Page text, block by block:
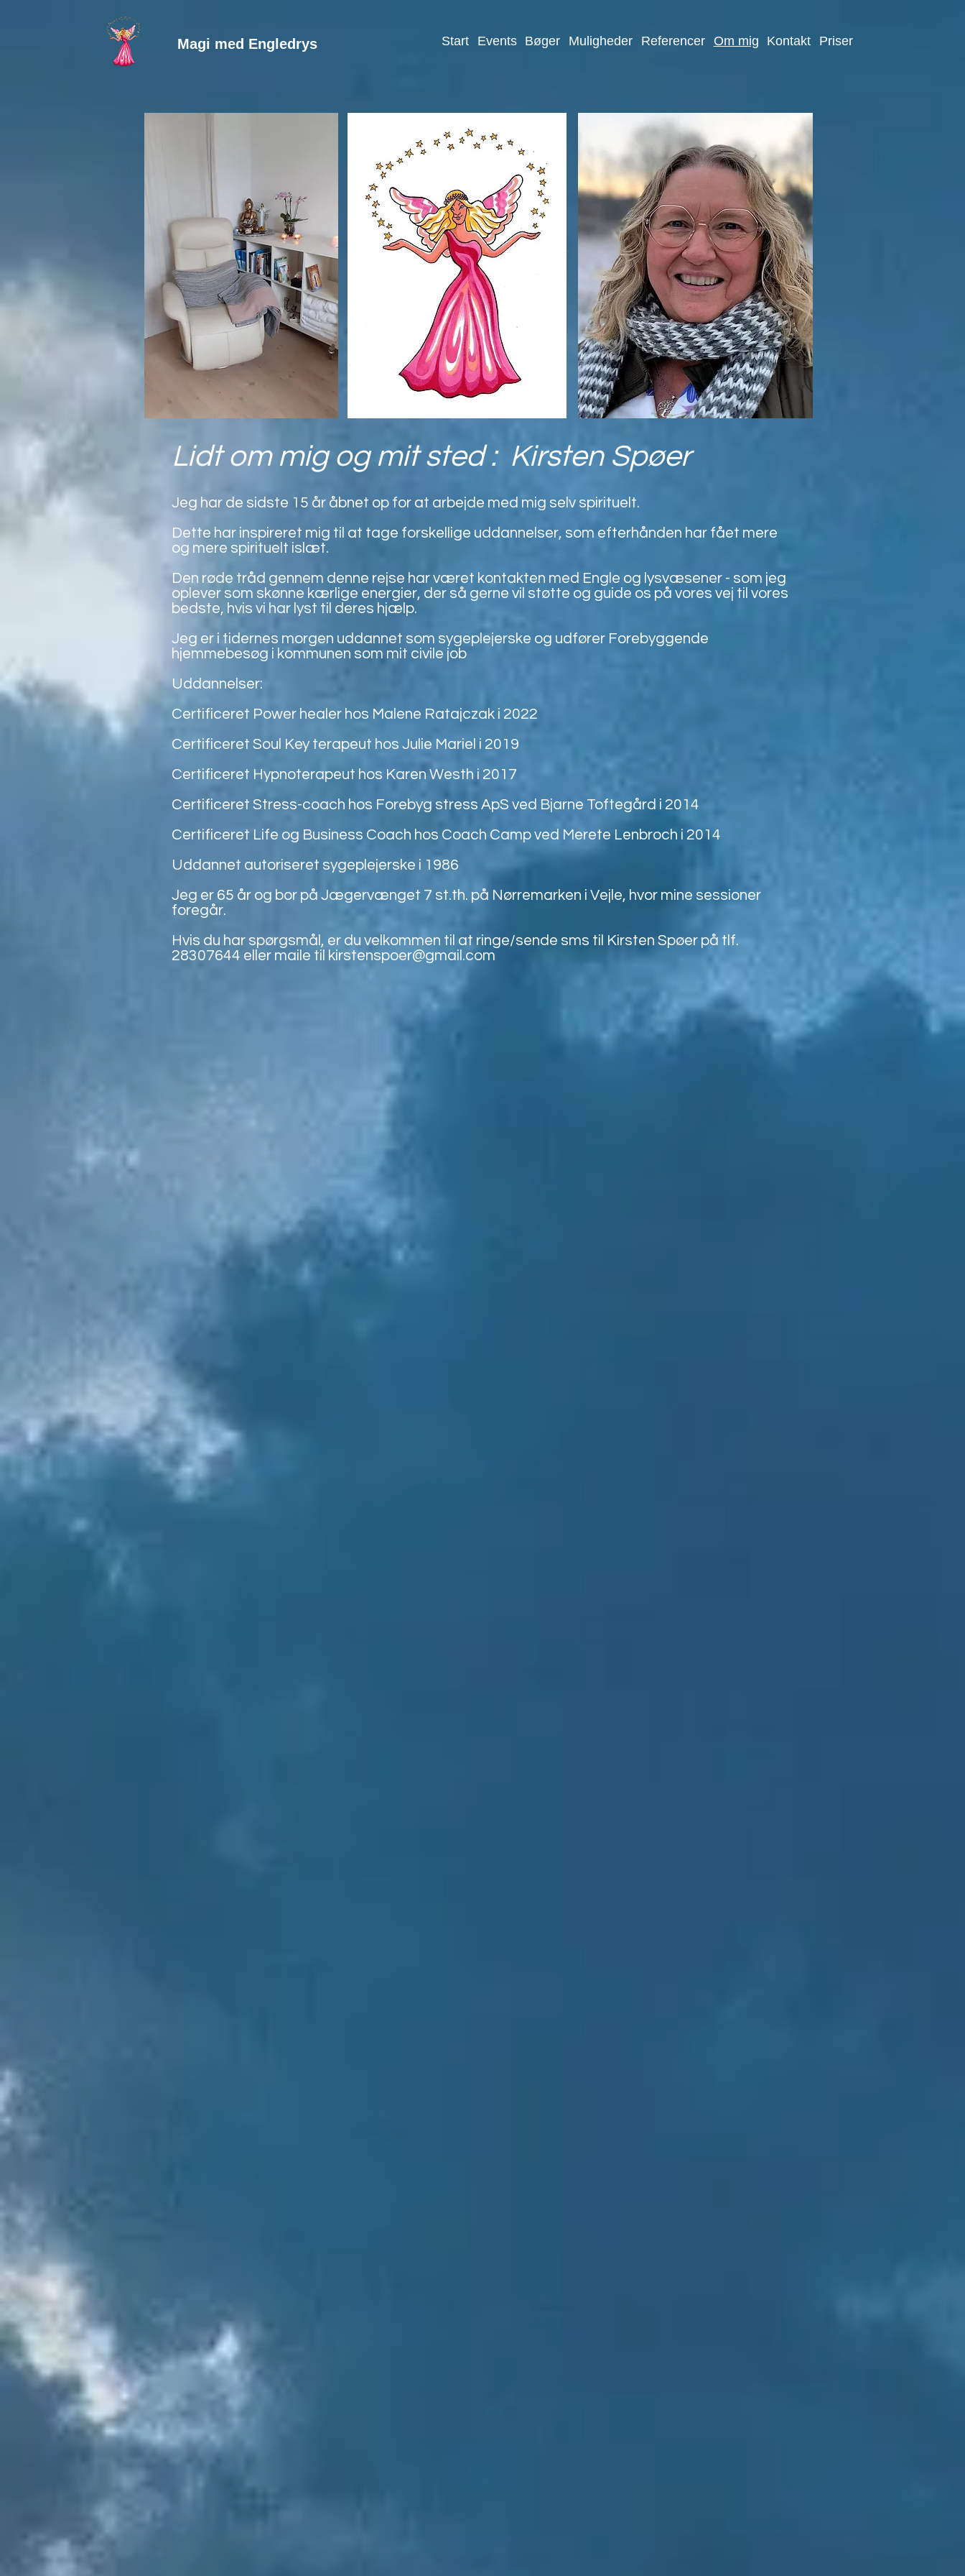
Magi med Engledrys Start Events Bøger Muligheder Referencer Om mig Kontakt Priser
Lidt om mig og mit sted : Kirsten Spøer
Jeg har de sidste 15 år åbnet op for at arbejde med mig selv spirituelt.
Dette har inspireret mig til at tage forskellige uddannelser, som efterhånden har fået mere
og mere spirituelt islæt.
Den røde tråd gennem denne rejse har været kontakten med Engle og lysvæsener - som jeg
oplever som skønne kærlige energier, der så gerne vil støtte og guide os på vores vej til vores
bedste, hvis vi har lyst til deres hjælp.
Jeg er i tidernes morgen uddannet som sygeplejerske og udfører Forebyggende
hjemmebesøg i kommunen som mit civile job
Uddannelser:
Certificeret Power healer hos Malene Ratajczak i 2022
Certificeret Soul Key terapeut hos Julie Mariel i 2019
Certificeret Hypnoterapeut hos Karen Westh i 2017
Certificeret Stress-coach hos Forebyg stress ApS ved Bjarne Toftegård i 2014
Certificeret Life og Business Coach hos Coach Camp ved Merete Lenbroch i 2014
Uddannet autoriseret sygeplejerske i 1986
Jeg er 65 år og bor på Jægervænget 7 st.th. på Nørremarken i Vejle, hvor mine sessioner
foregår.
Hvis du har spørgsmål, er du velkommen til at ringe/sende sms til Kirsten Spøer på tlf.
28307644 eller maile til kirstenspoer@gmail.com